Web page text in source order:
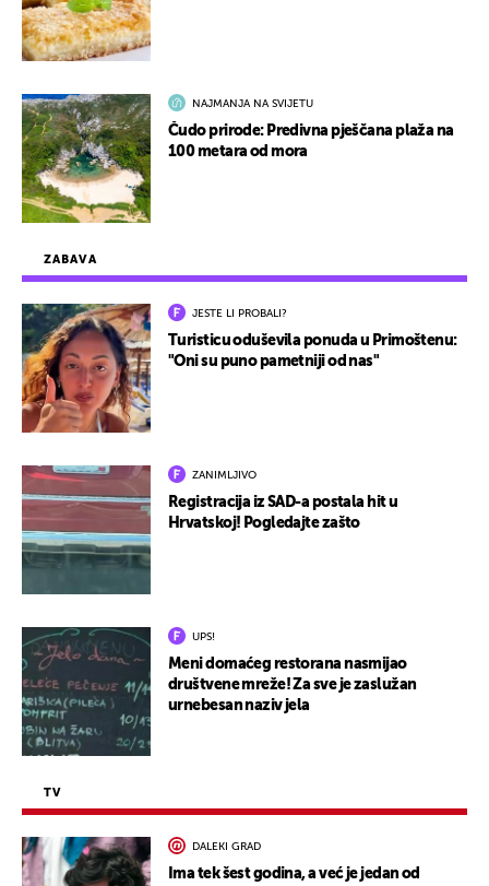
ZABAVA
JESTE LI PROBALI?
Turisticu oduševila ponuda u Primoštenu:
"Oni su puno pametniji od nas"
ZANIMLJIVO
Registracija iz SAD-a postala hit u
Hrvatskoj! Pogledajte zašto
UPS!
Meni domaćeg restorana nasmijao
društvene mreže! Za sve je zaslužan
urnebesan naziv jela
TV
DALEKI GRAD
Ima tek šest godina, a već je jedan od
NAJMANJA NA SVIJETU
Čudo prirode: Predivna pješčana plaža na
100 metara od mora